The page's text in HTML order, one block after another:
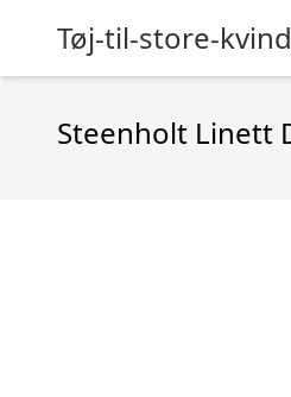
Tøj-til-store-
Steenholt Linett